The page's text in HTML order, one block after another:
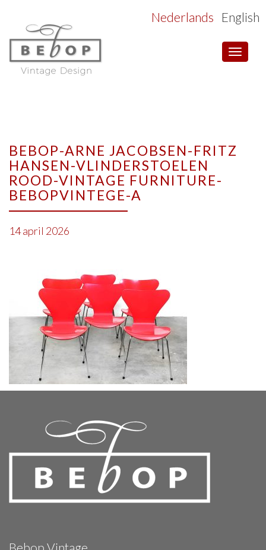
Toggle
Nederlands English
BEBOP-ARNE JACOBSEN-FRITZ
HANSEN-VLINDERSTOELEN
ROOD-VINTAGE FURNITURE-
BEBOPVINTEGE-A
14 april 2026